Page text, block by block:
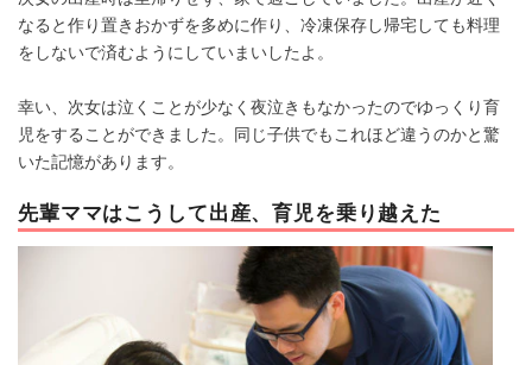
なると作り置きおかずを多めに作り、冷凍保存し帰宅しても料理
をしないで済むようにしていまいしたよ。
幸い、次女は泣くことが少なく夜泣きもなかったのでゆっくり育
児をすることができました。同じ子供でもこれほど違うのかと驚
いた記憶があります。
先輩ママはこうして出産、育児を乗り越えた